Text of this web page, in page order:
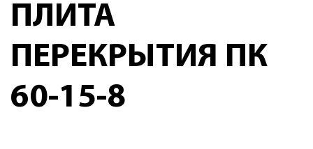
ПЛИТА
ПЕРЕКРЫТИЯ ПК
60-15-8